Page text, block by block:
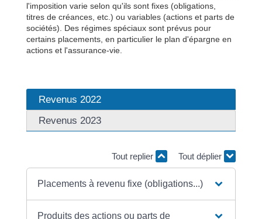
l'imposition varie selon qu'ils sont fixes (obligations,
titres de créances, etc.) ou variables (actions et parts de
sociétés). Des régimes spéciaux sont prévus pour
certains placements, en particulier le plan d'épargne en
actions et l'assurance-vie.
Revenus 2022
Revenus 2023
Tout replier Tout déplier
Placements à revenu fixe (obligations...)
Produits des actions ou parts de